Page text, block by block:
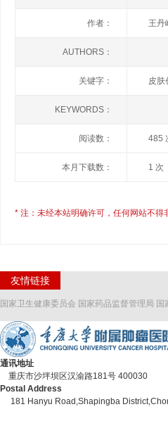
作者： 王丹
AUTHORS：
关键字： 皮肤
KEYWORDS：
阅读数： 485
本月下载数： 1 次
* 注：未经本站明确许可，任何网站不
友情链接
国家卫生健康委员会 国家药品监督管理局 国
通讯地址
重庆市沙坪坝区汉渝路181号 400030
Postal Address
181 Hanyu Road,Shapingba